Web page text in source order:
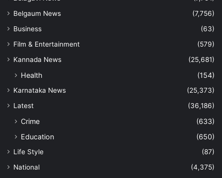
Belgaum News
(7,756)
Business
(63)
Film & Entertainment
(579)
Kannada News
(25,681)
Health (154)
Karnataka News
(25,373)
Latest
(36,186)
Crime
(633)
Education
(650)
Life Style
(87)
National
(4,375)